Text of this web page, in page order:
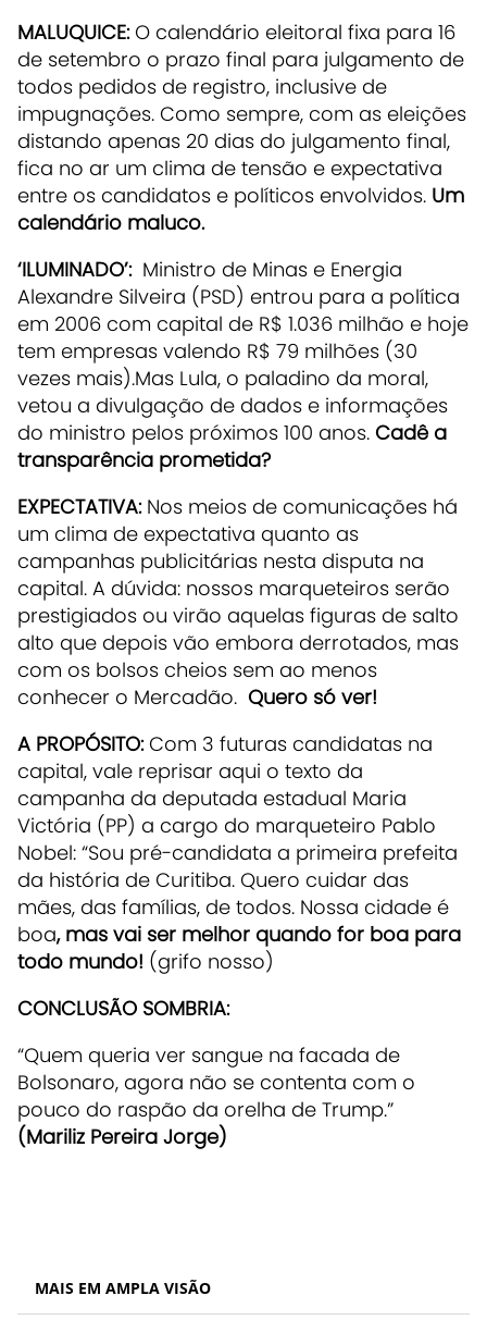
MALUQUICE:O calendário eleitoral fixa para 16
de setembro o prazo final para julgamento de
todos pedidos de registro, inclusive de
impugnações. Como sempre, com as eleições
distando apenas 20 dias do julgamento final,
fica no ar um clima de tensão e expectativa
entre os candidatos e políticos envolvidos. Um
calendário maluco.
‘ILUMINADO’: Ministro de Minas e Energia
Alexandre Silveira (PSD) entrou para a política
em 2006 com capital de R$ 1.036 milhão e hoje
tem empresas valendo R$ 79 milhões (30
vezes mais).Mas Lula, o paladino da moral,
vetou a divulgação de dados e informações
do ministro pelos próximos 100 anos. Cadê a
transparência prometida?
EXPECTATIVA:Nos meios de comunicações há
um clima de expectativa quanto as
campanhas publicitárias nesta disputa na
capital. A dúvida: nossos marqueteiros serão
prestigiados ou virão aquelas figuras de salto
alto que depois vão embora derrotados, mas
com os bolsos cheios sem ao menos
conhecer o Mercadão. Quero só ver!
A PROPÓSITO:Com 3 futuras candidatas na
capital, vale reprisar aqui o texto da
campanha da deputada estadual Maria
Victória (PP) a cargo do marqueteiro Pablo
Nobel: “Sou pré-candidata a primeira prefeita
da história de Curitiba. Quero cuidar das
mães, das famílias, de todos. Nossa cidade é
boa, mas vai ser melhor quando for boa para
todo mundo! (grifo nosso)
CONCLUSÃO SOMBRIA:
“Quem queria ver sangue na facada de
Bolsonaro, agora não se contenta com o
pouco do raspão da orelha de Trump.”
(Mariliz Pereira Jorge)
MAIS EM AMPLA VISÃO